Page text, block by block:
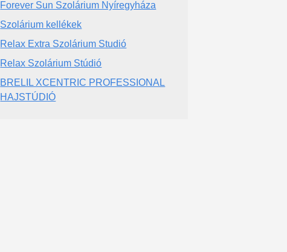
Forever Sun Szolárium Nyíregyháza
Szolárium kellékek
Relax Extra Szolárium Studió
Relax Szolárium Stúdió
BRELIL XCENTRIC PROFESSIONAL
HAJSTÚDIÓ